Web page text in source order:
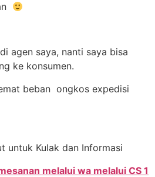
agen saya, nanti saya bisa
ke konsumen.
beban ongkos expedisi
untuk Kulak dan Informasi
melalui wa melalui CS 1